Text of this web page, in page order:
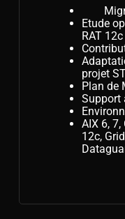
Etude
RAT 12c
projet
Plan de
Support
AIX 6, 7,
12c,